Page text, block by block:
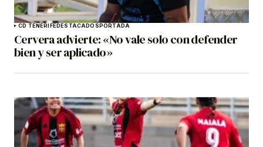
CD TENERIFEDESTACADOSPORTADA
Cervera advierte: «No vale solo con defender
bien y ser aplicado»